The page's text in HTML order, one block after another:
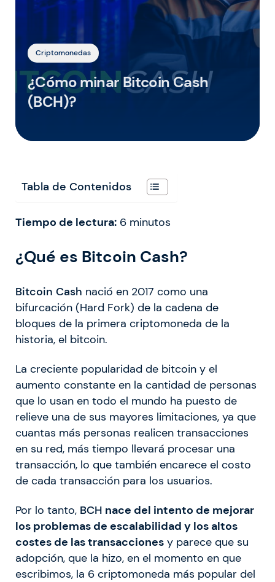
Criptomonedas
¿Cómo minar Bitcoin Cash
(BCH)?
Tabla de Contenidos
Tiempo de lectura: 6 minutos
¿Qué es Bitcoin Cash?
Bitcoin Cash nació en 2017 como una
bifurcación (Hard Fork) de la cadena de
bloques de la primera criptomoneda de la
historia, el bitcoin.
La creciente popularidad de bitcoin y el
aumento constante en la cantidad de personas
que lo usan en todo el mundo ha puesto de
relieve una de sus mayores limitaciones, ya que
cuantas más personas realicen transacciones
en su red, más tiempo llevará procesar una
transacción, lo que también encarece el costo
de cada transacción para los usuarios.
Por lo tanto, BCH nace del intento de mejorar
los problemas de escalabilidad y los altos
costes de las transacciones y parece que su
adopción, que la hizo, en el momento en que
escribimos, la 6 criptomoneda más popular del